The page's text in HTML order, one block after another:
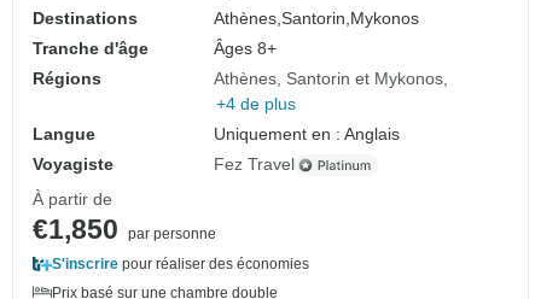
Destinations
Athènes,Santorin, Mykonos
Tranche d'âge
Âges 8+
Régions
Athènes, Santorin et Mykonos
+4 de plus
Langue
Uniquement en : Anglais
Voyagiste
Fez Travel
À partir de
€1,850
par personne
S'inscrire pour réaliser des économies
Prix basé sur une chambre double